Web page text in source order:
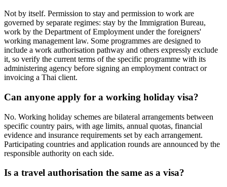
Not by itself. Permission to stay and permission to work are
governed by separate regimes: stay by the Immigration Bureau,
work by the Department of Employment under the foreigners'
working management law. Some programmes are designed to
include a work authorisation pathway and others expressly exclude
it, so verify the current terms of the specific programme with its
administering agency before signing an employment contract or
invoicing a Thai client.
Can anyone apply for a working holiday visa?
No. Working holiday schemes are bilateral arrangements between
specific country pairs, with age limits, annual quotas, financial
evidence and insurance requirements set by each arrangement.
Participating countries and application rounds are announced by the
responsible authority on each side.
Is a travel authorisation the same as a visa?